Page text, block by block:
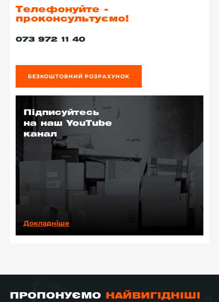
Телефонуйте -
проконсультуємо!
073 972 11 40
БЕЗКОШТОВНИЙ РОЗРАХУНОК
Підписуйтесь
на наш YouTube
канал
Докладніше
ПРОПОНУЄМО
НАЙВИГІДНІШІ